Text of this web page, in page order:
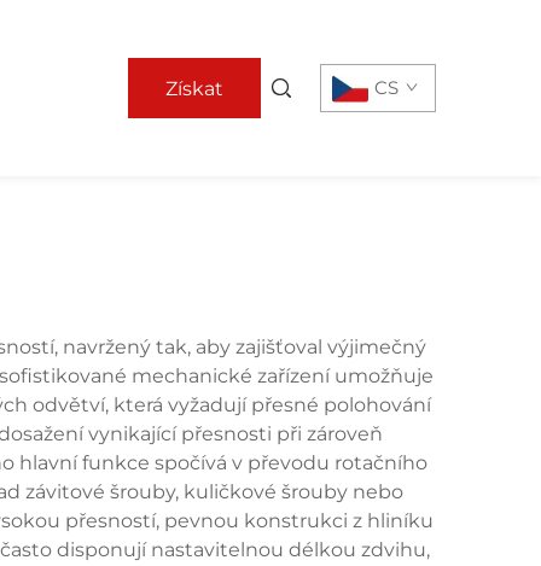
Získat CS
navržený tak, aby zajišťoval výjimečný
mechanické zařízení umožňuje
odvětví, která vyžadují přesné polohování
vynikající přesnosti při zároveň
hlavní funkce spočívá v převodu rotačního
závitové šrouby, kuličkové šrouby nebo
přesností, pevnou konstrukci z hliníku
disponují nastavitelnou délkou zdvihu,